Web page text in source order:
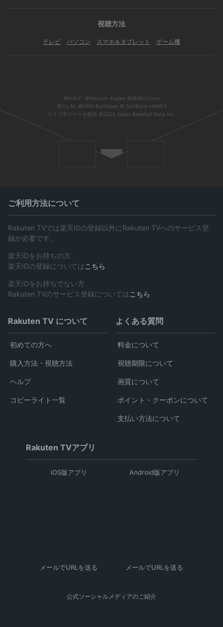
視聴方法
テレビ パソコン スマホ＆タブレット ゲーム機
©H.N.F. ©Rakuten Eagles ©SEIBU Lions
©C.L.M. ©ORIX Buffaloes © SoftBank HAWKS
ライブ中のデータ提供 ©2023 Japan Baseball Data Inc.
ご利用方法について
Rakuten TVでは楽天IDの登録以外にRakuten TVへのサービス登
録が必要です。
楽天IDをお持ちの方
楽天IDの登録については こちら
楽天IDをお持ちでない方
Rakuten TVのサービス登録については こちら
Rakuten TV について
初めての方へ
購入方法・視聴方法
ヘルプ
コピーライト一覧
よくある質問
料金について
視聴期限について
画質について
ポイント・クーポンについて
支払い方法について
Rakuten TVアプリ
iOS版アプリ
メールでURLを送る
Android版アプリ
メールでURLを送る
公式ソーシャルメディアのご紹介